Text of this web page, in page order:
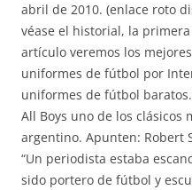
abril de 2010. (enlace roto
véase el historial, la
artículo veremos los
uniformes de fútbol por
uniformes de fútbol
All Boys uno de los clásicos
argentino. Apunten: Robert
“Un periodista estaba
sido portero de fútbol y